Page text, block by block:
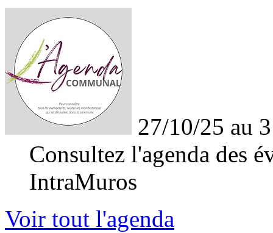
27/10/25 au
Consultez l'agenda des
IntraMuros
Voir tout l'agenda